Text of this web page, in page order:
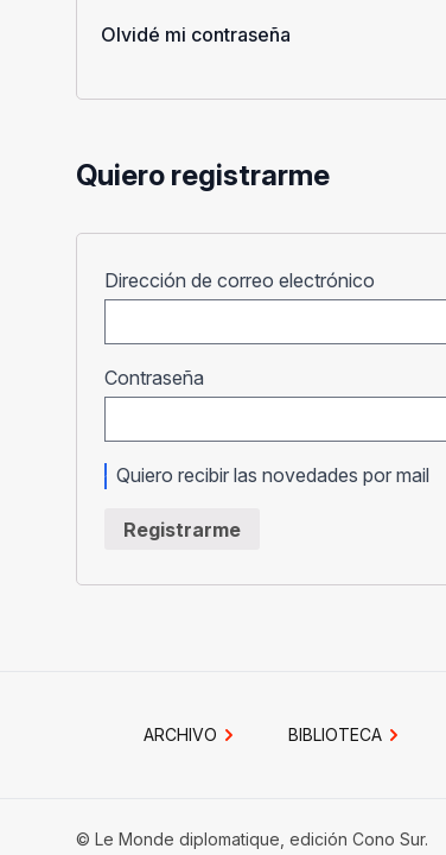
Olvidé mi contraseña
Quiero registrarme
Dirección de correo electrónico
Contraseña
Quiero recibir las novedades por mail
Registrarme
ARCHIVO BIBLIOTECA
© Le Monde diplomatique, edición Cono Sur.